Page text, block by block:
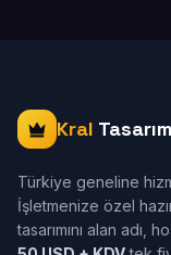
Kral Tasarım
Türkiye geneline
İşletmenize özel
tasarımını alan adı,